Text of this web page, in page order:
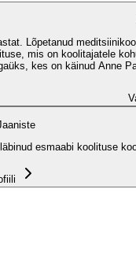
Lõpetanud
mis on koolitajatele
kes on käinud Anne
esmaabi koolituse